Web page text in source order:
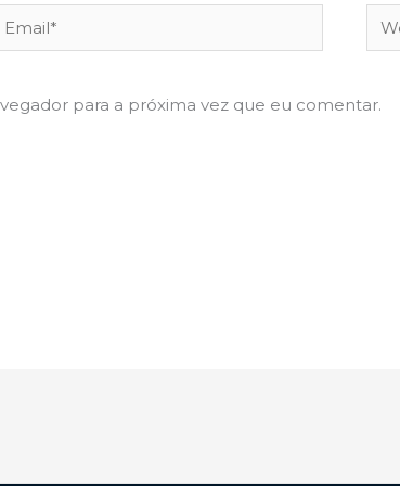
Email*
para a próxima vez que eu comentar.